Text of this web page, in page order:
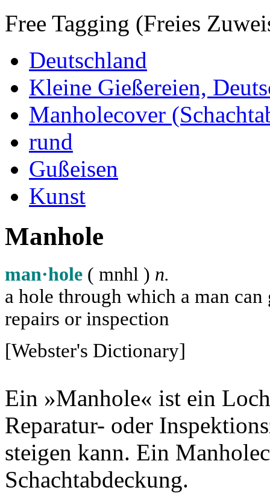
Free Tagging (Freies
Deutschland
Kleine Gießereien,
Manholecover
rund
Gußeisen
Kunst
Manhole
man·hole ( mnhl ) n.
a hole through which a man
repairs or inspection
[Webster's Dictionary]
Ein »Manhole« ist ein
Reparatur- oder
steigen kann. Ein
Schachtabdeckung.